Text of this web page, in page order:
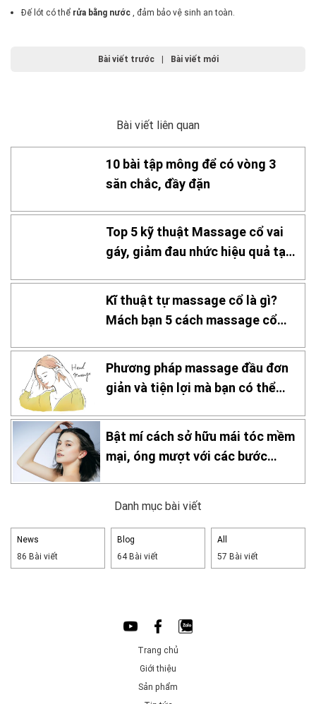
Đế lót có thể rửa bằng nước , đảm bảo vệ sinh an toàn.
Bài viết trước | Bài viết mới
Bài viết liên quan
10 bài tập mông để có vòng 3
săn chắc, đầy đặn
Top 5 kỹ thuật Massage cổ vai
gáy, giảm đau nhức hiệu quả tại
Kĩ thuật tự massage cổ là gì?
Mách bạn 5 cách massage cổ
Phương pháp massage đầu đơn
giản và tiện lợi mà bạn có thể
Bật mí cách sở hữu mái tóc mềm
mại, óng mượt với các bước
Danh mục bài viết
News
86 Bài viết
Blog
64 Bài viết
All
57 Bài viết
Trang chủ
Giới thiệu
Sản phẩm